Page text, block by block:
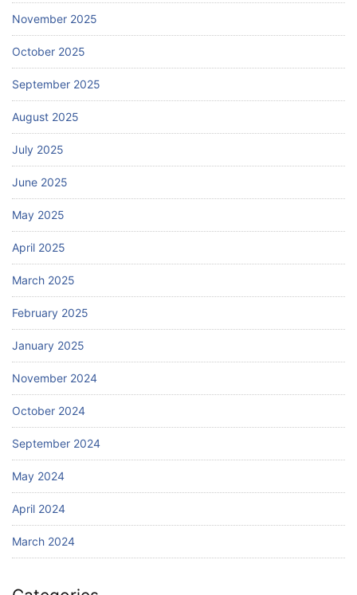
November 2025
October 2025
September 2025
August 2025
July 2025
June 2025
May 2025
April 2025
March 2025
February 2025
January 2025
November 2024
October 2024
September 2024
May 2024
April 2024
March 2024